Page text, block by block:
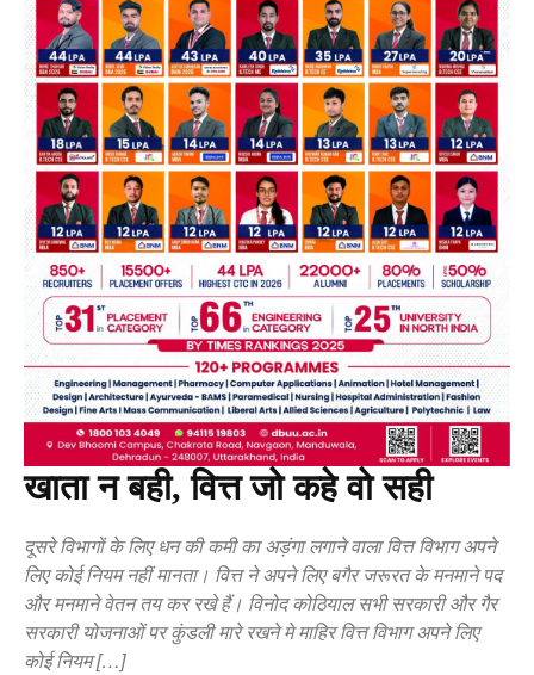
खाता न बही, वित्त जो कहे वो सही
दूसरे विभागों के लिए धन की कमी का अड़ंगा लगाने वाला वित्त विभाग अपने
लिए कोई नियम नहीं मानता। वित्त ने अपने लिए बगैर जरूरत के मनमाने पद
और मनमाने वेतन तय कर रखे हैं। विनोद कोठियाल सभी सरकारी और गैर
सरकारी योजनाओं पर कुंडली मारे रखने मे माहिर वित्त विभाग अपने लिए
कोई नियम […]